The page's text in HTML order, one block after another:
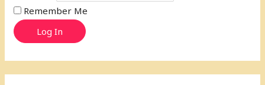
Remember Me
Log In